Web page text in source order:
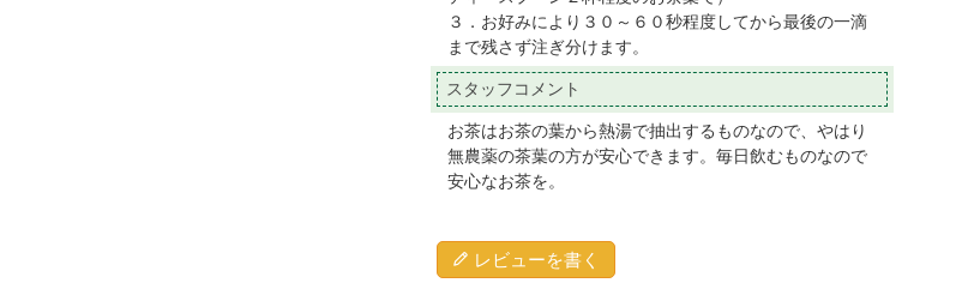
３．お好みにより３０～６０秒程度してから最後の一滴
まで残さず注ぎ分けます。
スタッフコメント
お茶はお茶の葉から熱湯で抽出するものなので、やはり
無農薬の茶葉の方が安心できます。毎日飲むものなので
安心なお茶を。
レビューを書く